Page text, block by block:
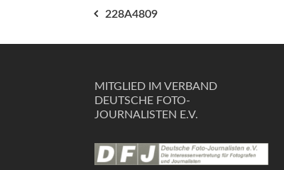
Beitragsnavigation
228A4809
MITGLIED IM VERBAND
DEUTSCHE FOTO-
JOURNALISTEN E.V.